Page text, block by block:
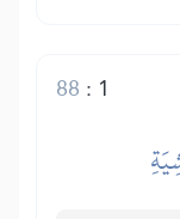
1
:
88